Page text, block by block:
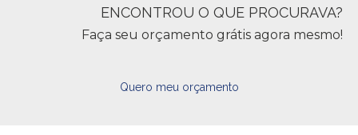
ENCONTROU O QUE PROCURAVA?
Faça seu orçamento grátis agora mesmo!
Quero meu orçamento